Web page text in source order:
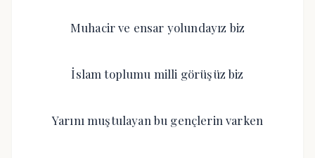
Muhacir ve ensar yolundayız biz
İslam toplumu milli görüşüz biz
Yarını muştulayan bu gençlerin varken